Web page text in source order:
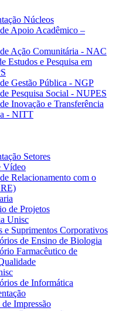
Núcleos
Apoio Acadêmico –
Ação Comunitária - NAC
Estudos e Pesquisa em
Gestão Pública - NGP
Pesquisa Social - NUPES
Inovação e Transferência
- NITT
Setores
Vídeo
Relacionamento com o
de Projetos
Unisc
e Suprimentos Corporativos
de Ensino de Biologia
Farmacêutico de
de Informática
de Impressão